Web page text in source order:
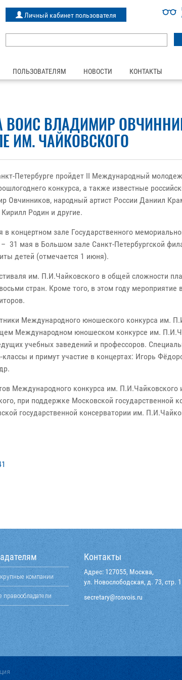
Личный кабинет пользователя
ПОЛЬЗОВАТЕЛЯМ НОВОСТИ КОНТАКТЫ
ВОИС ВЛАДИМИР
ИМ. ЧАЙКОВСКОГО
Петербурге пройдет II Международный
конкурса, а также известные
Овчинников, народный артист России Даниил
Родин и другие.
в концертном зале Государственного
31 мая в Большом зале Санкт-Петербургской
детей (отмечается 1 июня).
им. П.И.Чайковского в общей сложности
стран. Кроме того, в этом году мероприятие
Международного юношеского конкурса им.
Международном юношеском конкурсе им.
учебных заведений и профессоров.
и примут участие в концертах: Игорь
Международного конкурса им.
при поддержке Московской государственной
государственной консерватории им.
компании
Контакты
Адрес: 127055, Москва,
ул. Новослободская, д. 73, стр. 1
ur.siovsor
@yraterces